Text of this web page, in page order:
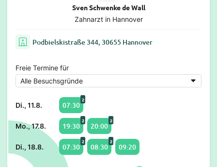
Sven Schwenke de Wall
Zahnarzt in Hannover
Podbielskistraße 344, 30655 Hannover
Freie Termine für
Di., 11.8. 07:30
2
Mo., 17.8. 19:30
2
20:00
2
Di., 18.8. 07:30
2
08:30
2
09:20